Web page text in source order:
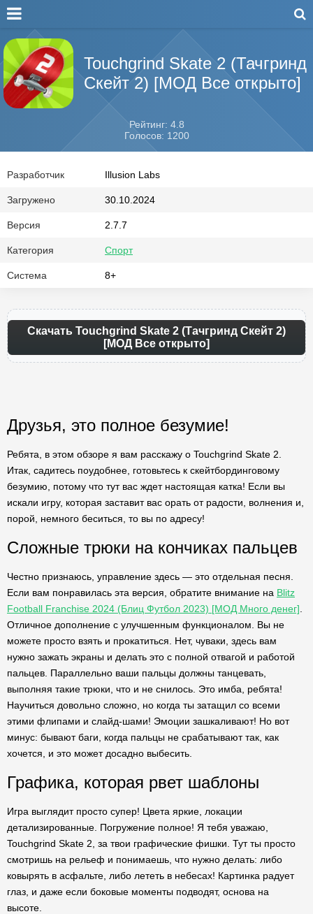
Touchgrind Skate 2 (Тачгринд
Скейт 2) [МОД Все открыто]
Рейтинг: 4.8
Голосов: 1200
Разработчик Illusion Labs
Загружено 30.10.2024
Версия 2.7.7
Категория Спорт
Система 8+
Скачать Touchgrind Skate 2 (Тачгринд Скейт 2)
[МОД Все открыто]
Друзья, это полное безумие!
Ребята, в этом обзоре я вам расскажу о Touchgrind Skate 2.
Итак, садитесь поудобнее, готовьтесь к скейтбординговому
безумию, потому что тут вас ждет настоящая катка! Если вы
искали игру, которая заставит вас орать от радости, волнения и,
порой, немного беситься, то вы по адресу!
Сложные трюки на кончиках пальцев
Честно признаюсь, управление здесь — это отдельная песня.
Если вам понравилась эта версия, обратите внимание на Blitz
Football Franchise 2024 (Блиц Футбол 2023) [МОД Много денег]
Отличное дополнение с улучшенным функционалом. Вы не
можете просто взять и прокатиться. Нет, чуваки, здесь вам
нужно зажать экраны и делать это с полной отвагой и работой
пальцев. Параллельно ваши пальцы должны танцевать,
выполняя такие трюки, что и не снилось. Это имба, ребята!
Научиться довольно сложно, но когда ты затащил со всеми
этими флипами и слайд-шами! Эмоции зашкаливают! Но вот
минус: бывают баги, когда пальцы не срабатывают так, как
хочется, и это может досадно выбесить.
Графика, которая рвет шаблоны
Игра выглядит просто супер! Цвета яркие, локации
детализированные. Погружение полное! Я тебя уважаю,
Touchgrind Skate 2, за твои графические фишки. Тут ты просто
смотришь на рельеф и понимаешь, что нужно делать: либо
ковырять в асфальте, либо лететь в небесах! Картинка радует
глаз, и даже если боковые моменты подводят, основа на
высоте.